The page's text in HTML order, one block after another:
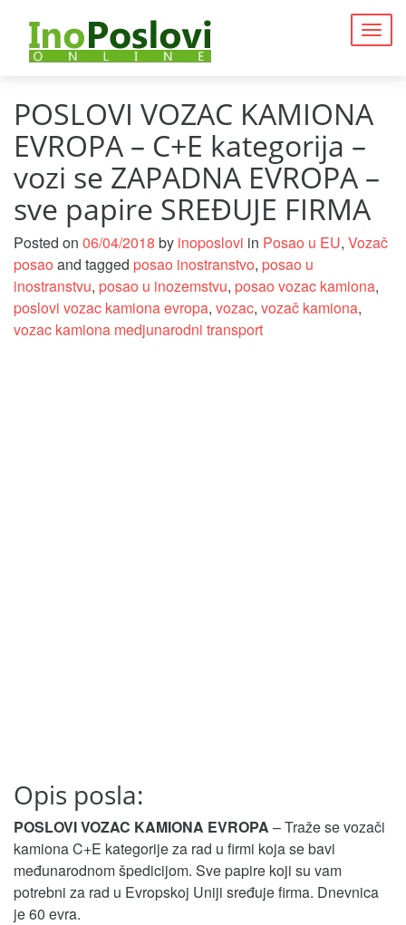
POSLOVI VOZAC KAMIONA
EVROPA – C+E kategorija –
vozi se ZAPADNA EVROPA –
sve papire SREĐUJE FIRMA
Posted on 06/04/2018 by inoposlovi in Posao u EU, Vozač
posao and tagged posao inostranstvo, posao u
inostranstvu, posao u inozemstvu, posao vozac kamiona,
poslovi vozac kamiona evropa, vozac, vozač kamiona,
vozac kamiona medjunarodni transport
Opis posla:
POSLOVI VOZAC KAMIONA EVROPA – Traže se vozači
kamiona C+E kategorije za rad u firmi koja se bavi
međunarodnom špedicijom. Sve papire koji su vam
potrebni za rad u Evropskoj Uniji sređuje firma. Dnevnica
je 60 evra.